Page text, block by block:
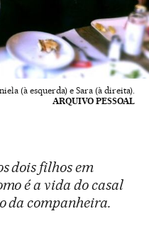
(à esquerda) e Sara (à direita).
ARQUIVO PESSOAL
dois filhos em
é a vida do casal
da companheira.